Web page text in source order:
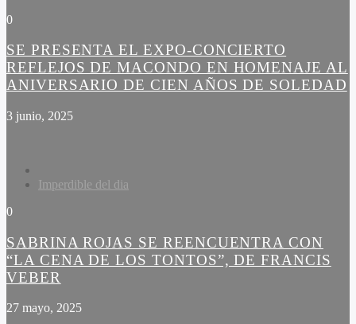
0
SE PRESENTA EL EXPO-CONCIERTO
REFLEJOS DE MACONDO EN HOMENAJE AL
ANIVERSARIO DE CIEN AÑOS DE SOLEDAD
3 junio, 2025
Imperdible del dia
0
SABRINA ROJAS SE REENCUENTRA CON
“LA CENA DE LOS TONTOS”, DE FRANCIS
VEBER
27 mayo, 2025